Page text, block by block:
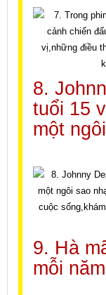
8.
tuổi 15
một
9. Hà
mỗi